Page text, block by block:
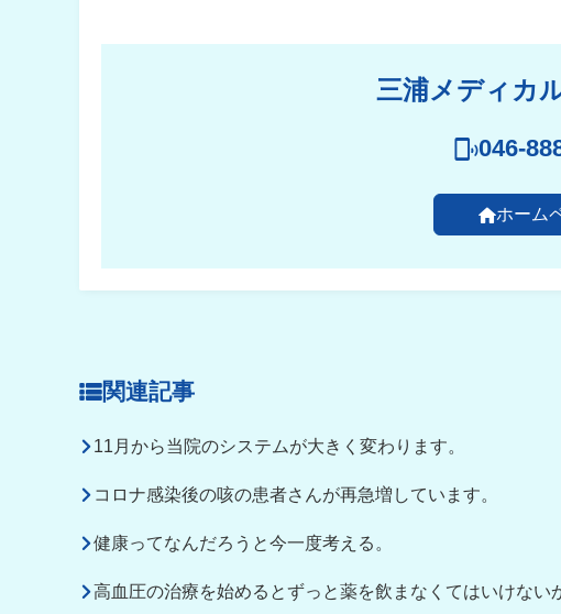
三浦メディカ
046-
ホーム
関連記事
11月から当院のシステムが大きく変わります。
コロナ感染後の咳の患者さんが再急増しています。
健康ってなんだろうと今一度考える。
高血圧の治療を始めるとずっと薬を飲まなくてはいけな